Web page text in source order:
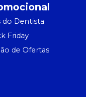
do Dentista
Friday
de Ofertas